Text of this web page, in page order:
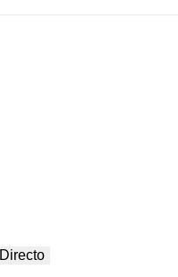
Directo